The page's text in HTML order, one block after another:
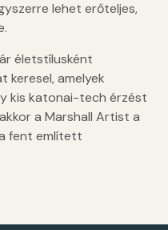
lehet erőteljes,
életstílusként
keresel, amelyek
kis katonai-tech érzést
a Marshall Artist a
fent említett